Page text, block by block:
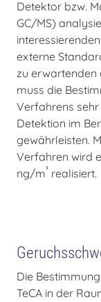
Detektor bzw.
GC/MS)
externe
zu erwartenden
muss die
Verfahrens
Detektion im
gewährleisten.
Verfahren wird
ng/m³ realisiert.
Die
TeCA in der